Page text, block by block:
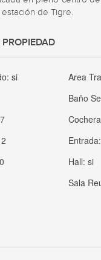
de Tigre.
PROPIEDAD
si Area
Baño
2 Entrada:
Hall: si
Sala